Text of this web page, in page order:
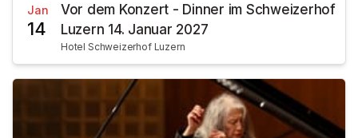
Jan
14
Vor dem Konzert - Dinner im Schweizerhof
Luzern 14. Januar 2027
Hotel Schweizerhof Luzern